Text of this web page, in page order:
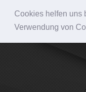
Cookies helfen uns
Verwendung von